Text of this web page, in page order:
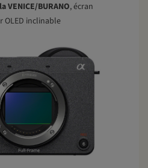
VENICE/BURANO, écran
inclinable